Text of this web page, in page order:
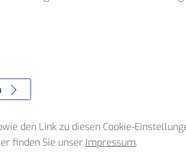
23:44 00:44
den Link zu diesen Cookie-
finden Sie unser Impressum.